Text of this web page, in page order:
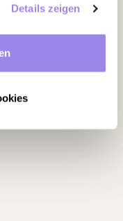
jederzeit – auch
Du zulässt und
Details zeigen
Beamer
Flip chart